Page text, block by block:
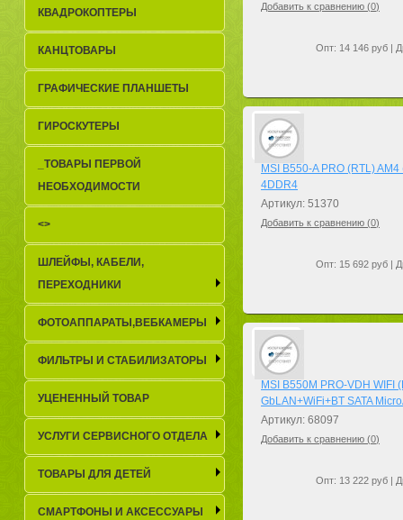
Добавить к сравнению (0)
Опт: 14 146 руб |
MSI B550-A PRO (RTL)
4DDR4
Артикул: 51370
Добавить к сравнению (0)
Опт: 15 692 руб |
MSI B550M PRO-VDH WIFI
GbLAN+WiFi+BT SATA
Артикул: 68097
Добавить к сравнению (0)
Опт: 13 222 руб |
КВАДРОКОПТЕРЫ
КАНЦТОВАРЫ
ГРАФИЧЕСКИЕ ПЛАНШЕТЫ
ГИРОСКУТЕРЫ
_TОВАРЫ ПЕРВОЙ
НЕОБХОДИМОСТИ
<>
ШЛЕЙФЫ, КАБЕЛИ,
ПЕРЕХОДНИКИ
ФОТОАППАРАТЫ,ВЕБКАМЕРЫ
ФИЛЬТРЫ И СТАБИЛИЗАТОРЫ
УЦЕНЕННЫЙ ТОВАР
УСЛУГИ СЕРВИСНОГО ОТДЕЛА
ТОВАРЫ ДЛЯ ДЕТЕЙ
СМАРТФОНЫ И АКСЕССУАРЫ